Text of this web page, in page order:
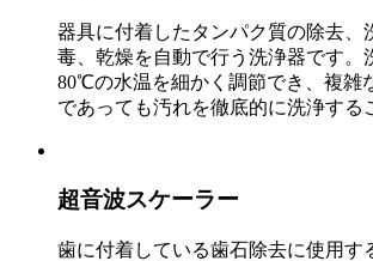
器具に付着したタンパク質の除去、
毒、乾燥を自動で行う洗浄器です。
80℃の水温を細かく調節でき、複雑
であっても汚れを徹底的に洗浄する
超音波スケーラー
歯に付着している歯石除去に使用す